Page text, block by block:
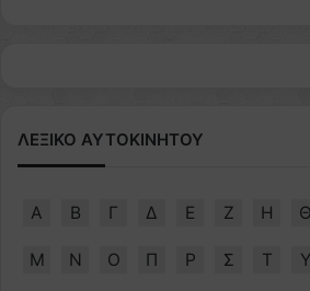
ΛΕΞΙΚΟ ΑΥΤΟΚΙΝΗΤΟΥ
Α Β Γ Δ Ε Ζ Η Θ
Μ Ν Ο Π Ρ Σ Τ Υ